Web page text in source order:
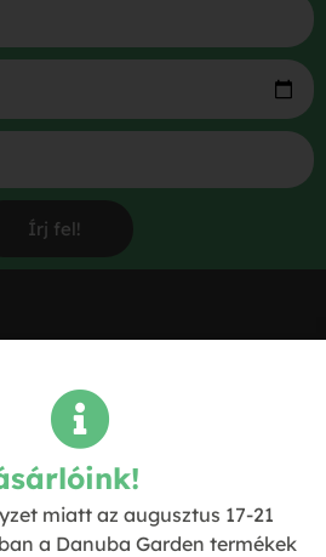
Írj fel!
megoldások
miatt az augusztus 17-21
a Danuba Garden termékek